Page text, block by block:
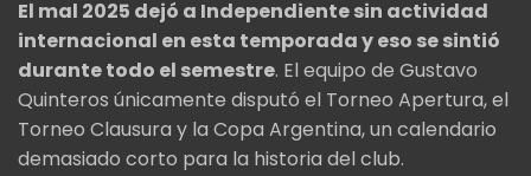
El mal 2025 dejó a Independiente sin actividad
internacional en esta temporada y eso se sintió
durante todo el semestre. El equipo de Gustavo
Quinteros únicamente disputó el Torneo Apertura, el
Torneo Clausura y la Copa Argentina, un calendario
demasiado corto para la historia del club.